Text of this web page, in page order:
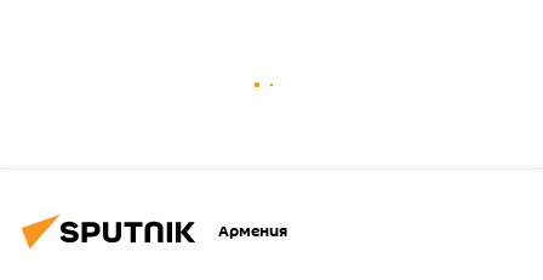
Армения